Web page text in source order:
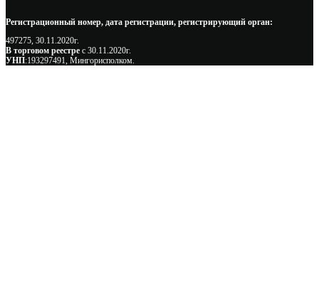
Регистрационный номер, дата регистрации, регистрирующий орган:
497275, 30.11.2020г.
В торговом реестре с 30.11.2020г.
УНП:193297491, Мингорисполком.